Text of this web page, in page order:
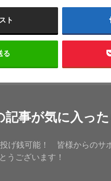
ト
る
記事が気に入っ
げ銭可能！ 皆様からのサ
うございます！